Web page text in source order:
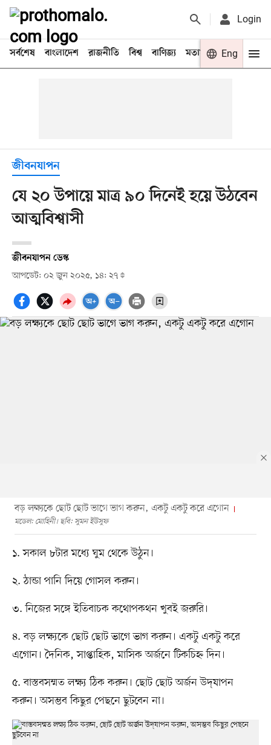
Login
সর্বশেষ বাংলাদেশ রাজনীতি বিশ্ব বাণিজ্য মতামত খেলা
Eng
জীবনযাপন
যে ২০ উপায়ে মাত্র ৯০ দিনেই হয়ে উঠবেন
আত্মবিশ্বাসী
জীবনযাপন ডেস্ক
আপডেট: ০২ জুন ২০২৫, ১৪: ২৭
বড় লক্ষ্যকে ছোট ছোট ভাগে ভাগ করুন, একটু একটু করে এগোন
মডেল: মোহিনী। ছবি: সুমন ইউসুফ
১. সকাল ৮টার মধ্যে ঘুম থেকে উঠুন।
২. ঠান্ডা পানি দিয়ে গোসল করুন।
৩. নিজের সঙ্গে ইতিবাচক কথোপকথন খুবই জরুরি।
৪. বড় লক্ষ্যকে ছোট ছোট ভাগে ভাগ করুন। একটু একটু করে
এগোন। দৈনিক, সাপ্তাহিক, মাসিক অর্জনে টিকচিহ্ন দিন।
৫. বাস্তবসম্মত লক্ষ্য ঠিক করুন। ছোট ছোট অর্জন উদ্‌যাপন
করুন। অসম্ভব কিছুর পেছনে ছুটবেন না।